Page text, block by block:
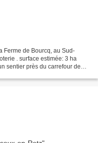
Ferme de Bourcq, au Sud-
. surface estimée: 3 ha
sentier près du carrefour de